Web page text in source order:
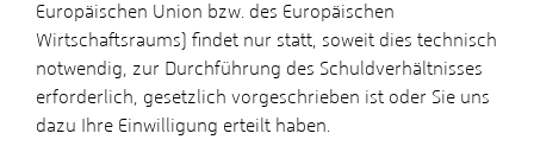
Europäischen Union bzw. des Europäischen
Wirtschaftsraums) findet nur statt, soweit dies technisch
notwendig, zur Durchführung des Schuldverhältnisses
erforderlich, gesetzlich vorgeschrieben ist oder Sie uns
dazu Ihre Einwilligung erteilt haben.